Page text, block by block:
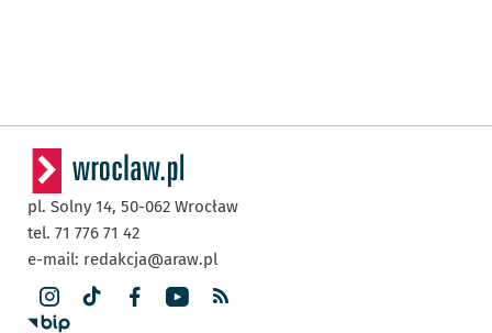
pl. Solny 14, 50-062 Wrocław
tel. 71 776 71 42
e-mail: redakcja@araw.pl